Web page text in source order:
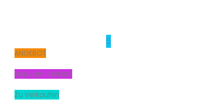
ANGEBOT
Neu zum Verkauf
Zu Verkaufen